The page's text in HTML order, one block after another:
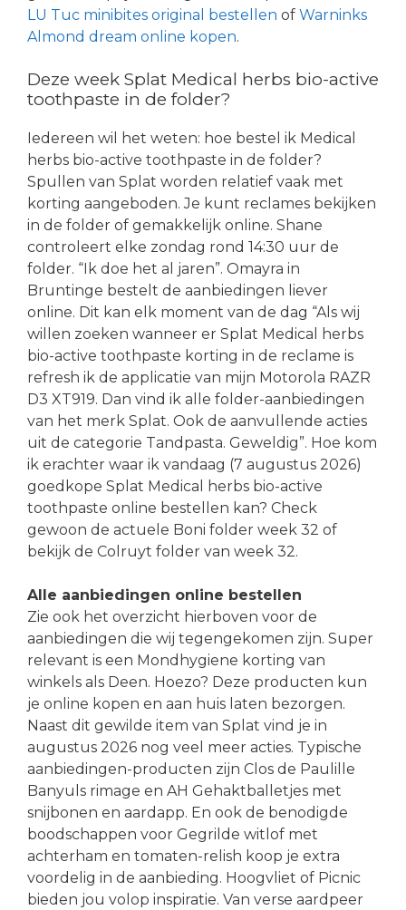
LU Tuc minibites original bestellen of Warninks
Almond dream online kopen.
Deze week Splat Medical herbs bio-active
toothpaste in de folder?
Iedereen wil het weten: hoe bestel ik Medical
herbs bio-active toothpaste in de folder?
Spullen van Splat worden relatief vaak met
korting aangeboden. Je kunt reclames bekijken
in de folder of gemakkelijk online. Shane
controleert elke zondag rond 14:30 uur de
folder. “Ik doe het al jaren”. Omayra in
Bruntinge bestelt de aanbiedingen liever
online. Dit kan elk moment van de dag “Als wij
willen zoeken wanneer er Splat Medical herbs
bio-active toothpaste korting in de reclame is
refresh ik de applicatie van mijn Motorola RAZR
D3 XT919. Dan vind ik alle folder-aanbiedingen
van het merk Splat. Ook de aanvullende acties
uit de categorie Tandpasta. Geweldig”. Hoe kom
ik erachter waar ik vandaag (7 augustus 2026)
goedkope Splat Medical herbs bio-active
toothpaste online bestellen kan? Check
gewoon de actuele Boni folder week 32 of
bekijk de Colruyt folder van week 32.
Alle aanbiedingen online bestellen
Zie ook het overzicht hierboven voor de
aanbiedingen die wij tegengekomen zijn. Super
relevant is een Mondhygiene korting van
winkels als Deen. Hoezo? Deze producten kun
je online kopen en aan huis laten bezorgen.
Naast dit gewilde item van Splat vind je in
augustus 2026 nog veel meer acties. Typische
aanbiedingen-producten zijn Clos de Paulille
Banyuls rimage en AH Gehaktballetjes met
snijbonen en aardapp. En ook de benodigde
boodschappen voor Gegrilde witlof met
achterham en tomaten-relish koop je extra
voordelig in de aanbieding. Hoogvliet of Picnic
bieden jou volop inspiratie. Van verse aardpeer